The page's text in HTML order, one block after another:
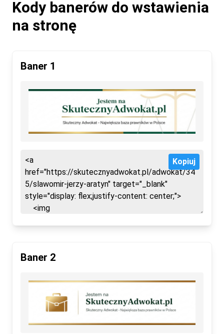
Kody banerów do wstawienia
na stronę
Baner 1
Kopiuj
Baner 2